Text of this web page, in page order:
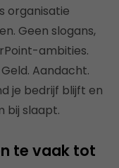
organisatie
Geen slogans,
ambities.
Aandacht.
je bedrijf blijft en
bij slaapt.
te vaak tot